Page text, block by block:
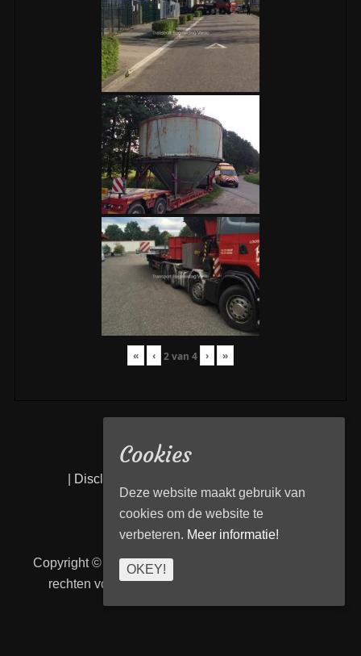
« ‹ 2van 4 › »
Disclaimer
Copyright © 2026Transport Begeleiding Venlo
rechten voorbehouden. | TBVenlo door
Cookies
Deze website maakt gebruik van
cookies om de website te
verbeteren. Meer informatie!
OKEY!